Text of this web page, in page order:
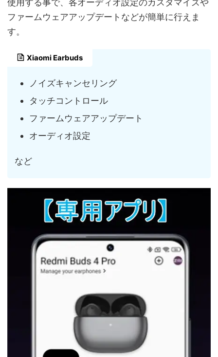
使用する事で、各オーディオ設定のカスタマイズや
ファームウェアアップデートなどが簡単に行えま
す。
Xiaomi Earbuds
ノイズキャンセリング
タッチコントロール
ファームウェアアップデート
オーディオ設定
など